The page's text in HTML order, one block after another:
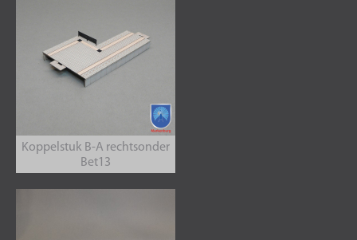
Koppelstuk B-A rechtsonder
Bet13